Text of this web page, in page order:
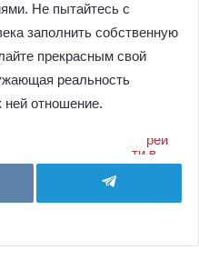
Не пытайтесь с
заполнить собственную
прекрасным свой
реальность
ней отношение.